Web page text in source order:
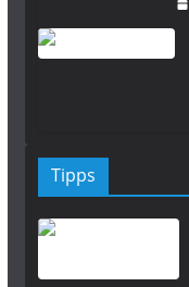
Tipps